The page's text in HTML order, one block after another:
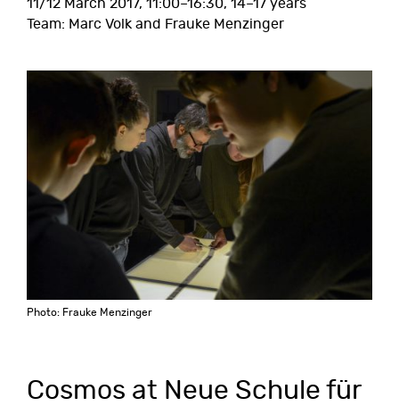
11/12 March 2017, 11:00–16:30, 14–17 years
Team: Marc Volk and Frauke Menzinger
Photo: Frauke Menzinger
Cosmos at Neue Schule für